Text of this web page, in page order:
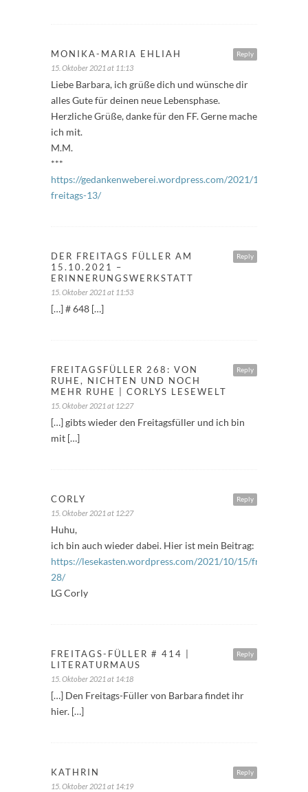
Reply
MONIKA-MARIA EHLIAH
15. Oktober 2021 at 11:13
Liebe Barbara, ich grüße dich und wünsche dir
alles Gute für deinen neue Lebensphase.
Herzliche Grüße, danke für den FF. Gerne mache
ich mit.
M.M.
***
https://gedankenweberei.wordpress.com/2021/10/15/
freitags-13/
Reply
DER FREITAGS FÜLLER AM
15.10.2021 –
ERINNERUNGSWERKSTATT
15. Oktober 2021 at 11:53
[…] # 648 […]
Reply
FREITAGSFÜLLER 268: VON
RUHE, NICHTEN UND NOCH
MEHR RUHE | CORLYS LESEWELT
15. Oktober 2021 at 12:27
[…] gibts wieder den Freitagsfüller und ich bin
mit […]
Reply
CORLY
15. Oktober 2021 at 12:27
Huhu,
ich bin auch wieder dabei. Hier ist mein Beitrag:
https://lesekasten.wordpress.com/2021/10/15/
28/
LG Corly
Reply
FREITAGS-FÜLLER # 414 |
LITERATURMAUS
15. Oktober 2021 at 14:18
[…] Den Freitags-Füller von Barbara findet ihr
hier. […]
Reply
KATHRIN
15. Oktober 2021 at 14:19